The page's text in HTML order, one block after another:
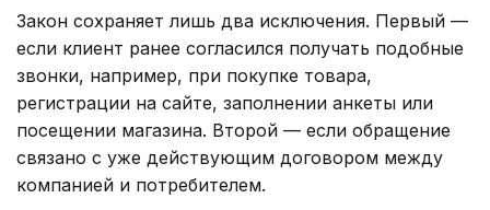
Закон сохраняет лишь два исключения. Первый —
если клиент ранее согласился получать подобные
звонки, например, при покупке товара,
регистрации на сайте, заполнении анкеты или
посещении магазина. Второй — если обращение
связано с уже действующим договором между
компанией и потребителем.